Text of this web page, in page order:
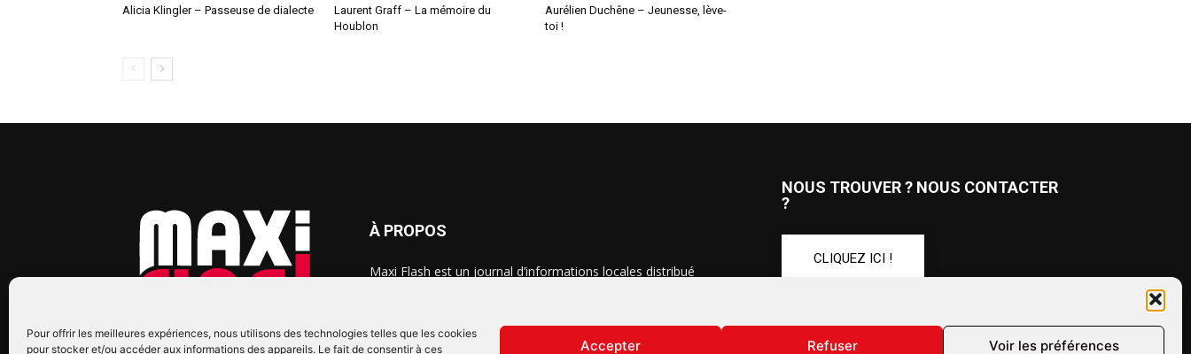
Pour offrir les meilleures expériences, nous utilisons des technologies telles que les cookies
pour stocker et/ou accéder aux informations des appareils. Le fait de consentir à ces
Accepter Refuser Voir les préférences
Alicia Klingler – Passeuse de dialecte
Laurent Graff – La mémoire du
Houblon
Aurélien Duchêne – Jeunesse, lève-
toi !
À PROPOS
Maxi Flash est un journal d’informations locales distribué
2022, et à Colmar, Vignoble et Plaine depuis 2023.
NOUS TROUVER ? NOUS CONTACTER
?
CLIQUEZ ICI !